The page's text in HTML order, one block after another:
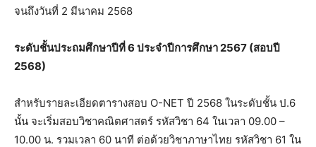
จนถึงวันที่ 2 มีนาคม 2568
ระดับชั้นประถมศึกษาปีที่ 6 ประจำปีการศึกษา 2567 (สอบปี
2568)
สำหรับรายละเอียดตารางสอบ O-NET ปี 2568 ในระดับชั้น ป.6
นั้น จะเริ่มสอบวิชาคณิตศาสตร์ รหัสวิชา 64 ในเวลา 09.00 –
10.00 น. รวมเวลา 60 นาที ต่อด้วยวิชาภาษาไทย รหัสวิชา 61 ใน